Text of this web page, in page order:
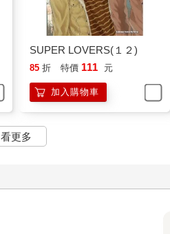
SUPER LOVERS(１２)
85 折 特價 111 元
加入購物車
看更多